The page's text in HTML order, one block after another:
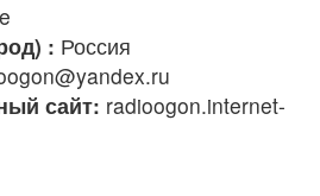
: Россия
сайт: radioogon.internet-